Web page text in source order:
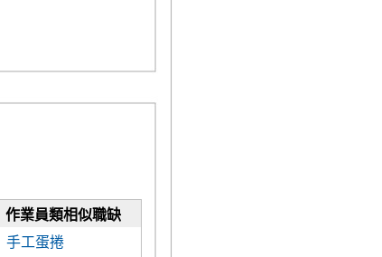
作業員類相似職缺
手工蛋捲